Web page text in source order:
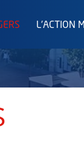
L'ACTION